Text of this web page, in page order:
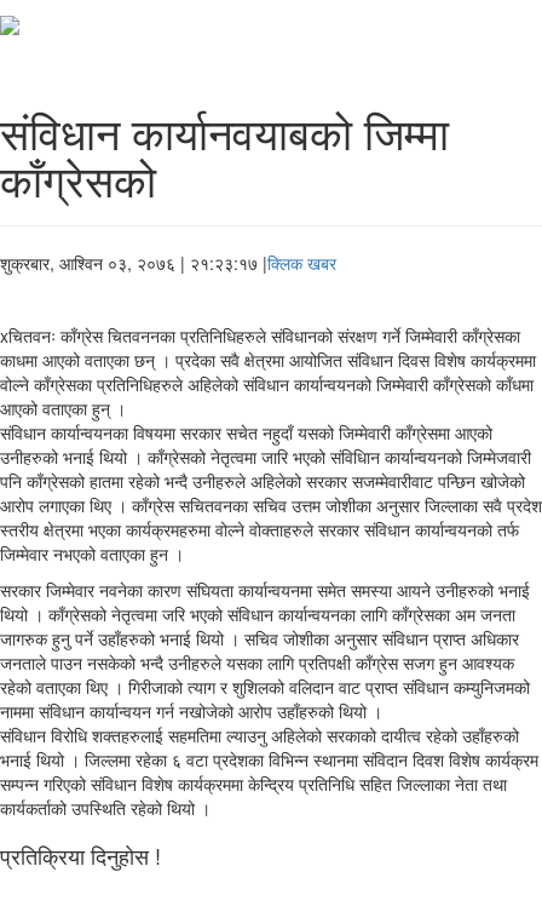
संविधान कार्यानवयाबको जिम्मा
काँग्रेसको
शुक्रबार, आश्विन ०३, २०७६ | २१:२३:१७ |क्लिक खबर
xचितवनः काँग्रेस चितवननका प्रतिनिधिहरुले संविधानको संरक्षण गर्ने जिम्मेवारी काँग्रेसका
काधमा आएको वताएका छन् । प्रदेका सवै क्षेत्रमा आयोजित संविधान दिवस विशेष कार्यक्रममा
वोल्ने काँग्रेसका प्रतिनिधिहरुले अहिलेको संविधान कार्यान्वयनको जिम्मेवारी काँग्रेसको काँधमा
आएको वताएका हुन् ।
संविधान कार्यान्वयनका विषयमा सरकार सचेत नहुदाँ यसको जिम्मेवारी काँग्रेसमा आएको
उनीहरुको भनाई थियो । काँग्रेसको नेतृत्वमा जारि भएको संविधिान कार्यान्वयनको जिम्मेजवारी
पनि काँग्रेसको हातमा रहेको भन्दै उनीहरुले अहिलेको सरकार सजम्मेवारीवाट पन्छिन खोजेको
आरोप लगाएका थिए । काँग्रेस सचितवनका सचिव उत्तम जोशीका अनुसार जिल्लाका सवै प्रदेश
स्तरीय क्षेत्रमा भएका कार्यक्रमहरुमा वोल्ने वोक्ताहरुले सरकार संविधान कार्यान्वयनको तर्फ
जिम्मेवार नभएको वताएका हुन ।
सरकार जिम्मेवार नवनेका कारण संघियता कार्यान्वयनमा समेत समस्या आयने उनीहरुको भनाई
थियो । काँग्रेसको नेतृत्वमा जरि भएको संविधान कार्यान्वयनका लागि काँग्रेसका अम जनता
जागरुक हुनु पर्ने उहाँहरुको भनाई थियो । सचिव जोशीका अनुसार संविधान प्राप्त अधिकार
जनताले पाउन नसकेको भन्दै उनीहरुले यसका लागि प्रतिपक्षी काँग्रेस सजग हुन आवश्यक
रहेको वताएका थिए । गिरीजाको त्याग र शुशिलको वलिदान वाट प्राप्त संविधान कम्युनिजमको
नाममा संविधान कार्यान्वयन गर्न नखोजेको आरोप उहाँहरुको थियो ।
संविधान विरोधि शक्तहरुलाई सहमतिमा ल्याउनु अहिलेको सरकाको दायीत्व रहेको उहाँहरुको
भनाई थियो । जिल्लमा रहेका ६ वटा प्रदेशका विभिन्न स्थानमा संविदान दिवश विशेष कार्यक्रम
सम्पन्न गरिएको संविधान विशेष कार्यक्रममा केन्द्रिय प्रतिनिधि सहित जिल्लाका नेता तथा
कार्यकर्ताको उपस्थिति रहेको थियो ।
प्रतिक्रिया दिनुहोस !